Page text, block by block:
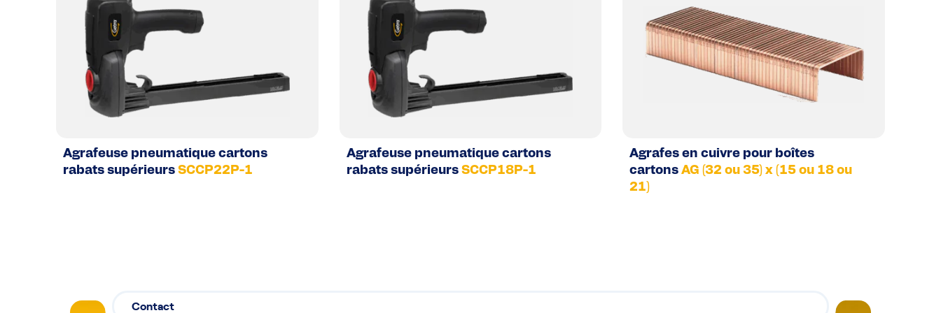
Agrafeuse pneumatique cartons
rabats supérieurs SCCP22P-1
Agrafeuse pneumatique cartons
rabats supérieurs SCCP18P-1
Agrafes en cuivre pour boîtes
cartonsAG (32 ou 35) x (15 ou 18 ou
21)
Contact